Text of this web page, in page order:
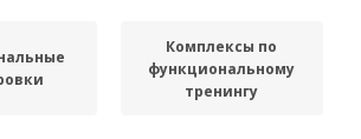
Комплексы по
функциональному
тренингу